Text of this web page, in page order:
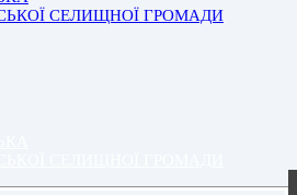
СЕЛИЩНОЇ ГРОМАДИ